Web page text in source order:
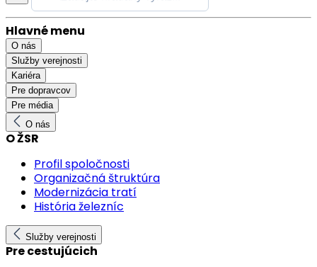
Hlavné menu
O nás
Služby verejnosti
Kariéra
Pre dopravcov
Pre média
O nás
O ŽSR
Profil spoločnosti
Organizačná štruktúra
Modernizácia tratí
História železníc
Služby verejnosti
Pre cestujúcich